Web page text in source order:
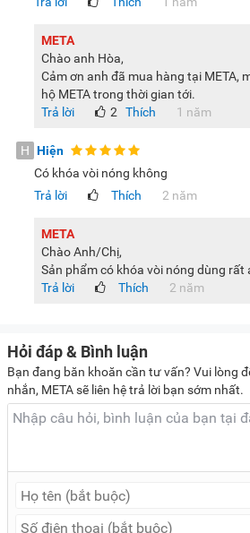
META
Chào anh Hòa,
Cảm ơn anh đã mua hàng tại META,
hộ META trong thời gian tới.
Trả lời
Thích
2 1 năm
H Hiện
Có khóa vòi nóng không
Trả lời
Thích 2 năm
META
Chào Anh/Chị,
Sản phẩm có khóa vòi nóng dùng rất
Trả lời
Thích 2 năm
Hỏi đáp & Bình luận
Bạn đang băn khoăn cần tư vấn? Vui lòng
nhắn, META sẽ liên hệ trả lời bạn sớm nhất.